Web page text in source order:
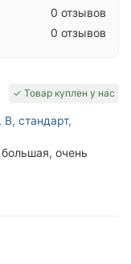
0 отзывов
0 отзывов
✓ Товар куплен у нас
стандарт,
очень